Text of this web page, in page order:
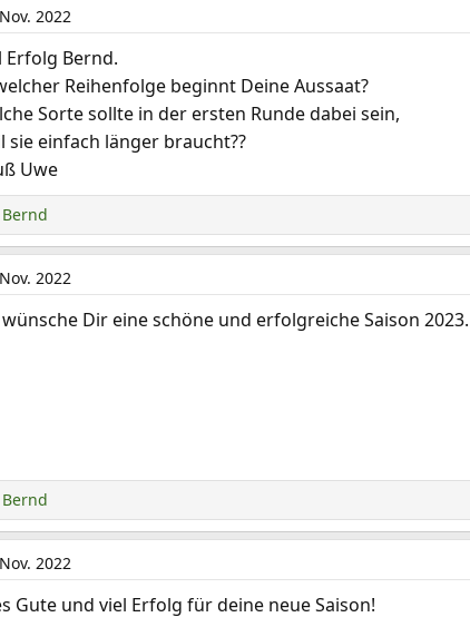
2022
Erfolg Bernd.
Reihenfolge beginnt Deine Aussaat?
Sorte sollte in der ersten Runde dabei sein,
sie einfach länger braucht??
Uwe
Bernd
2022
Dir eine schöne und erfolgreiche Saison 2023.
Bernd
2022
Gute und viel Erfolg für deine neue Saison!